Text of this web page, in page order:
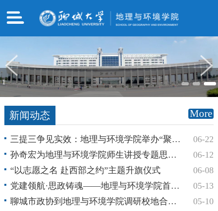
1
新闻动态 More
三提三争见实效：地理与环境学院举办“聚学情・促教学・共成长・促发展” 调研活动
06-22
孙奇宏为地理与环境学院师生讲授专题思政课
06-12
“以志愿之名 赴西部之约”主题升旗仪式
06-08
党建领航·思政铸魂——地理与环境学院首期（2026年上半年）党建和思想政治教育工作推进会
05-13
聊城市政协到地理与环境学院调研校地合作事宜
05-10